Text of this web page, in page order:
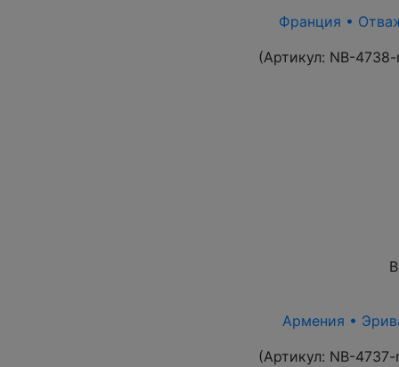
Франция •
(Артикул: NB-4738-
Армения •
(Артикул: NB-4737-